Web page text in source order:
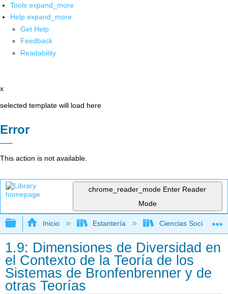
Tools expand_more
Help expand_more
Get Help
Feedback
Readability
x
selected template will load here
Error
This action is not available.
chrome_reader_mode Enter Reader
Mode
Expandir/contraer jerarquía global
Inicio Estantería Ciencias Sociales
1.9: Dimensiones de Diversidad en
el Contexto de la Teoría de los
Sistemas de Bronfenbrenner y de
otras Teorías